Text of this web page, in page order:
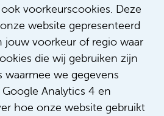
voorkeurscookies. Deze
website gepresenteerd
jouw voorkeur of regio waar
die wij gebruiken zijn
we gegevens
Analytics 4 en
hoe onze website gebruikt